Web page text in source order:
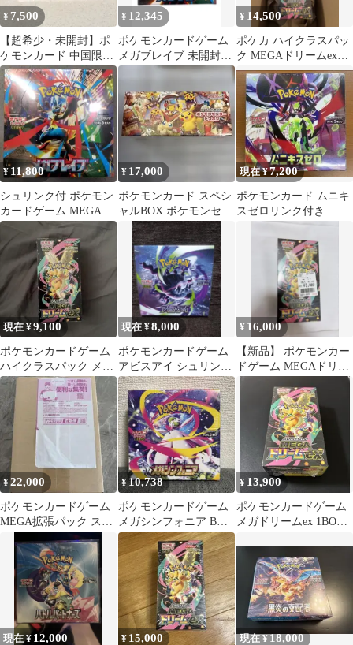
¥ 7,500
【超希少・未開封】ポ
ケモンカード 中国限定
2026年新春box
¥ 12,345
ポケモンカードゲーム
メガブレイブ 未開封
BOX シュリンクあり
¥ 14,500
ポケカ ハイクラスパッ
ク MEGAドリームex
BOXシュリンク付き
未開封
¥ 11,800
シュリンク付 ポケモン
カードゲーム MEGA 拡
張パック メガブレイブ
¥ 17,000
ポケモンカード スペシ
ャルBOX ポケモンセン
ター トウホク【シュリ
ンク付】
現在 ¥7,200
ポケモンカード ムニキ
スゼロリンク付き
1BOX 即日発送
現在 ¥9,100
ポケモンカードゲーム
ハイクラスパック メガ
ドリームex
現在 ¥8,000
ポケモンカードゲーム
アビスアイ シュリンク
付き未開封
¥ 16,000
【新品】 ポケモンカー
ドゲーム MEGAドリー
ムex シュリンク付
¥22,000
ポケモンカードゲーム
MEGA拡張パック スト
ームエメラルダ BOX
¥10,738
ポケモンカードゲーム
メガシンフォニア BOX
シュリンク付き
¥ 13,900
ポケモンカードゲーム
メガドリームex 1BOX
現在 ¥ 12,000 ¥ 15,000 現在 ¥18,000